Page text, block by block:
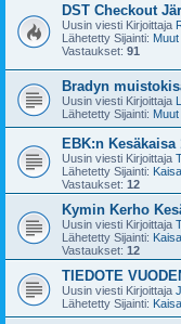
DST Checkout
Uusin viesti Kirjoittaja
Lähetetty Sijainti:
Vastaukset: 91
Bradyn
Uusin viesti Kirjoittaja
Lähetetty Sijainti:
EBK:n Kesäkaisa
Uusin viesti Kirjoittaja
Lähetetty Sijainti: Kaisa
Vastaukset: 12
Kymin Kerho
Uusin viesti Kirjoittaja
Lähetetty Sijainti: Kaisa
Vastaukset: 12
TIEDOTE
Uusin viesti Kirjoittaja
Lähetetty Sijainti: Kaisa